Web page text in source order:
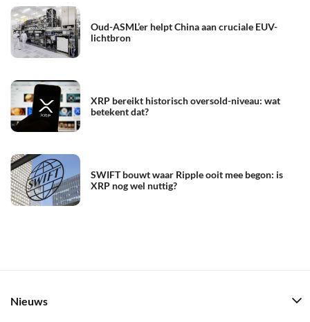
Oud-ASML’er helpt China aan cruciale EUV-
lichtbron
XRP bereikt historisch oversold-niveau: wat
betekent dat?
SWIFT bouwt waar Ripple ooit mee begon: is
XRP nog wel nuttig?
Nieuws